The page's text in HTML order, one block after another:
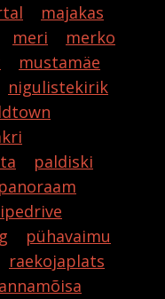
majakas
meri
merko
mustamäe
nigulistekirik
paldiski
panoraam
pühavaimu
raekojaplats